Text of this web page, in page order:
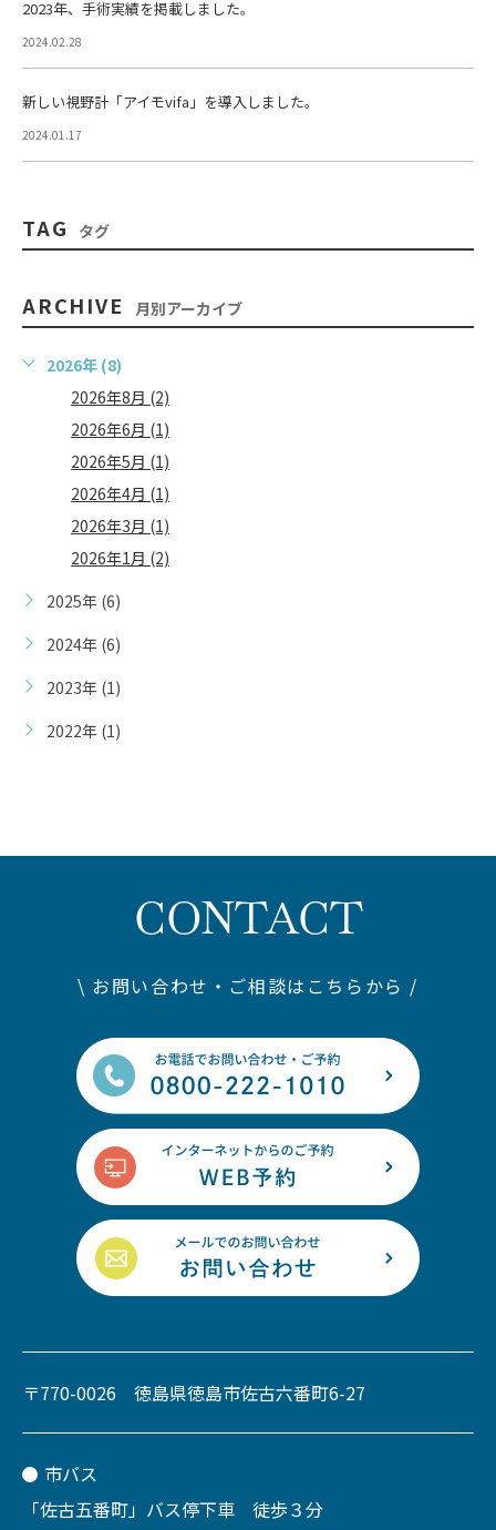
2023年、手術実績を掲載しました。
2024.02.28
新しい視野計「アイモvifa」を導入しました。
2024.01.17
TAG タグ
ARCHIVE 月別アーカイブ
2026年 (8)
2026年8月 (2)
2026年6月 (1)
2026年5月 (1)
2026年4月 (1)
2026年3月 (1)
2026年1月 (2)
2025年 (6)
2024年 (6)
2023年 (1)
2022年 (1)
CONTACT
\ お問い合わせ・ご相談はこちらから /
〒770-0026 徳島県徳島市佐古六番町6-27
市バス
「佐古五番町」バス停下車 徒歩３分